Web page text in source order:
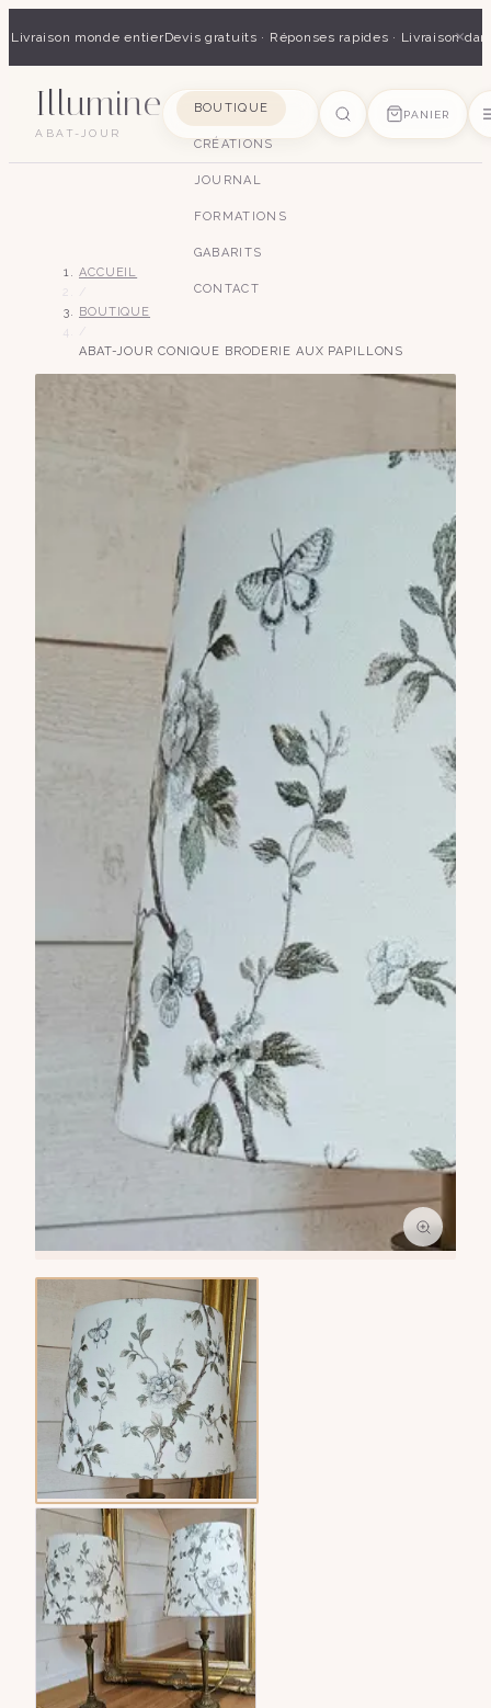
Livraison monde entierDevis gratuits · Réponses rapides · Livraison×
Illumine
ABAT-JOUR
BOUTIQUE
CRÉATIONS
JOURNAL
FORMATIONS
GABARITS
CONTACT
PANIER
ACCUEIL
BOUTIQUE
ABAT-JOUR CONIQUE BRODERIE AUX PAPILLONS
SUGGESTIONS
art déco